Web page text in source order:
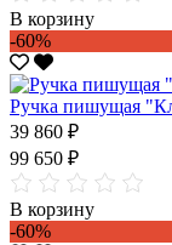
В корзину
-60%
Ручка пишущая
39 860 ₽
99 650 ₽
В корзину
-60%